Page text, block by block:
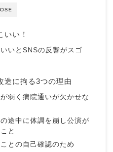
いい！
いとSNSの反響がスゴ
造に拘る3つの理由
弱く病院通いが欠かせな
途中に体調を崩し公演が
と
との自己確認のため